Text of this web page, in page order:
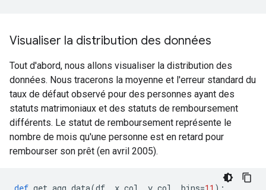
Visualiser la distribution des données
Tout d'abord, nous allons visualiser la distribution des
données. Nous tracerons la moyenne et l'erreur standard du
taux de défaut observé pour des personnes ayant des
statuts matrimoniaux et des statuts de remboursement
différents. Le statut de remboursement représente le
nombre de mois qu'une personne est en retard pour
rembourser son prêt (en avril 2005).